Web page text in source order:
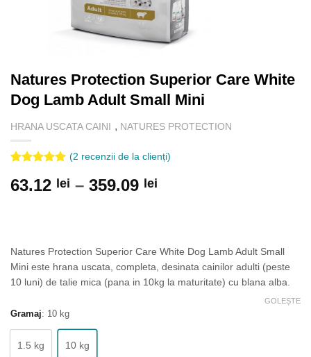
Natures Protection Superior Care White
Dog Lamb Adult Small Mini
HRANA USCATA CAINI , NATURES PROTECTION
5.00 din 5
(2 recenzii de la clienți)
63.12 lei – 359.09 lei
până
la
359.09 lei
Natures Protection Superior Care White Dog Lamb Adult Small
Mini este hrana uscata, completa, desinata cainilor adulti (peste
10 luni) de talie mica (pana in 10kg la maturitate) cu blana alba.
Gramaj: 10 kg
1.5 kg 10 kg
GOLEȘTE